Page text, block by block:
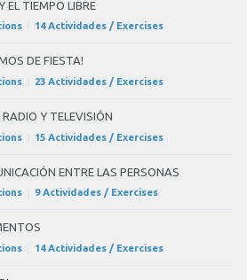
EL TIEMPO LIBRE
14 Actividades / Exercises
DE FIESTA!
23 Actividades / Exercises
Y TELEVISIÓN
15 Actividades / Exercises
ENTRE LAS PERSONAS
9 Actividades / Exercises
14 Actividades / Exercises